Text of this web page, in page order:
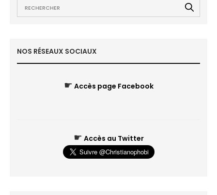
NOS RÉSEAUX SOCIAUX
☛ Accès page Facebook
☛ Accès au Twitter